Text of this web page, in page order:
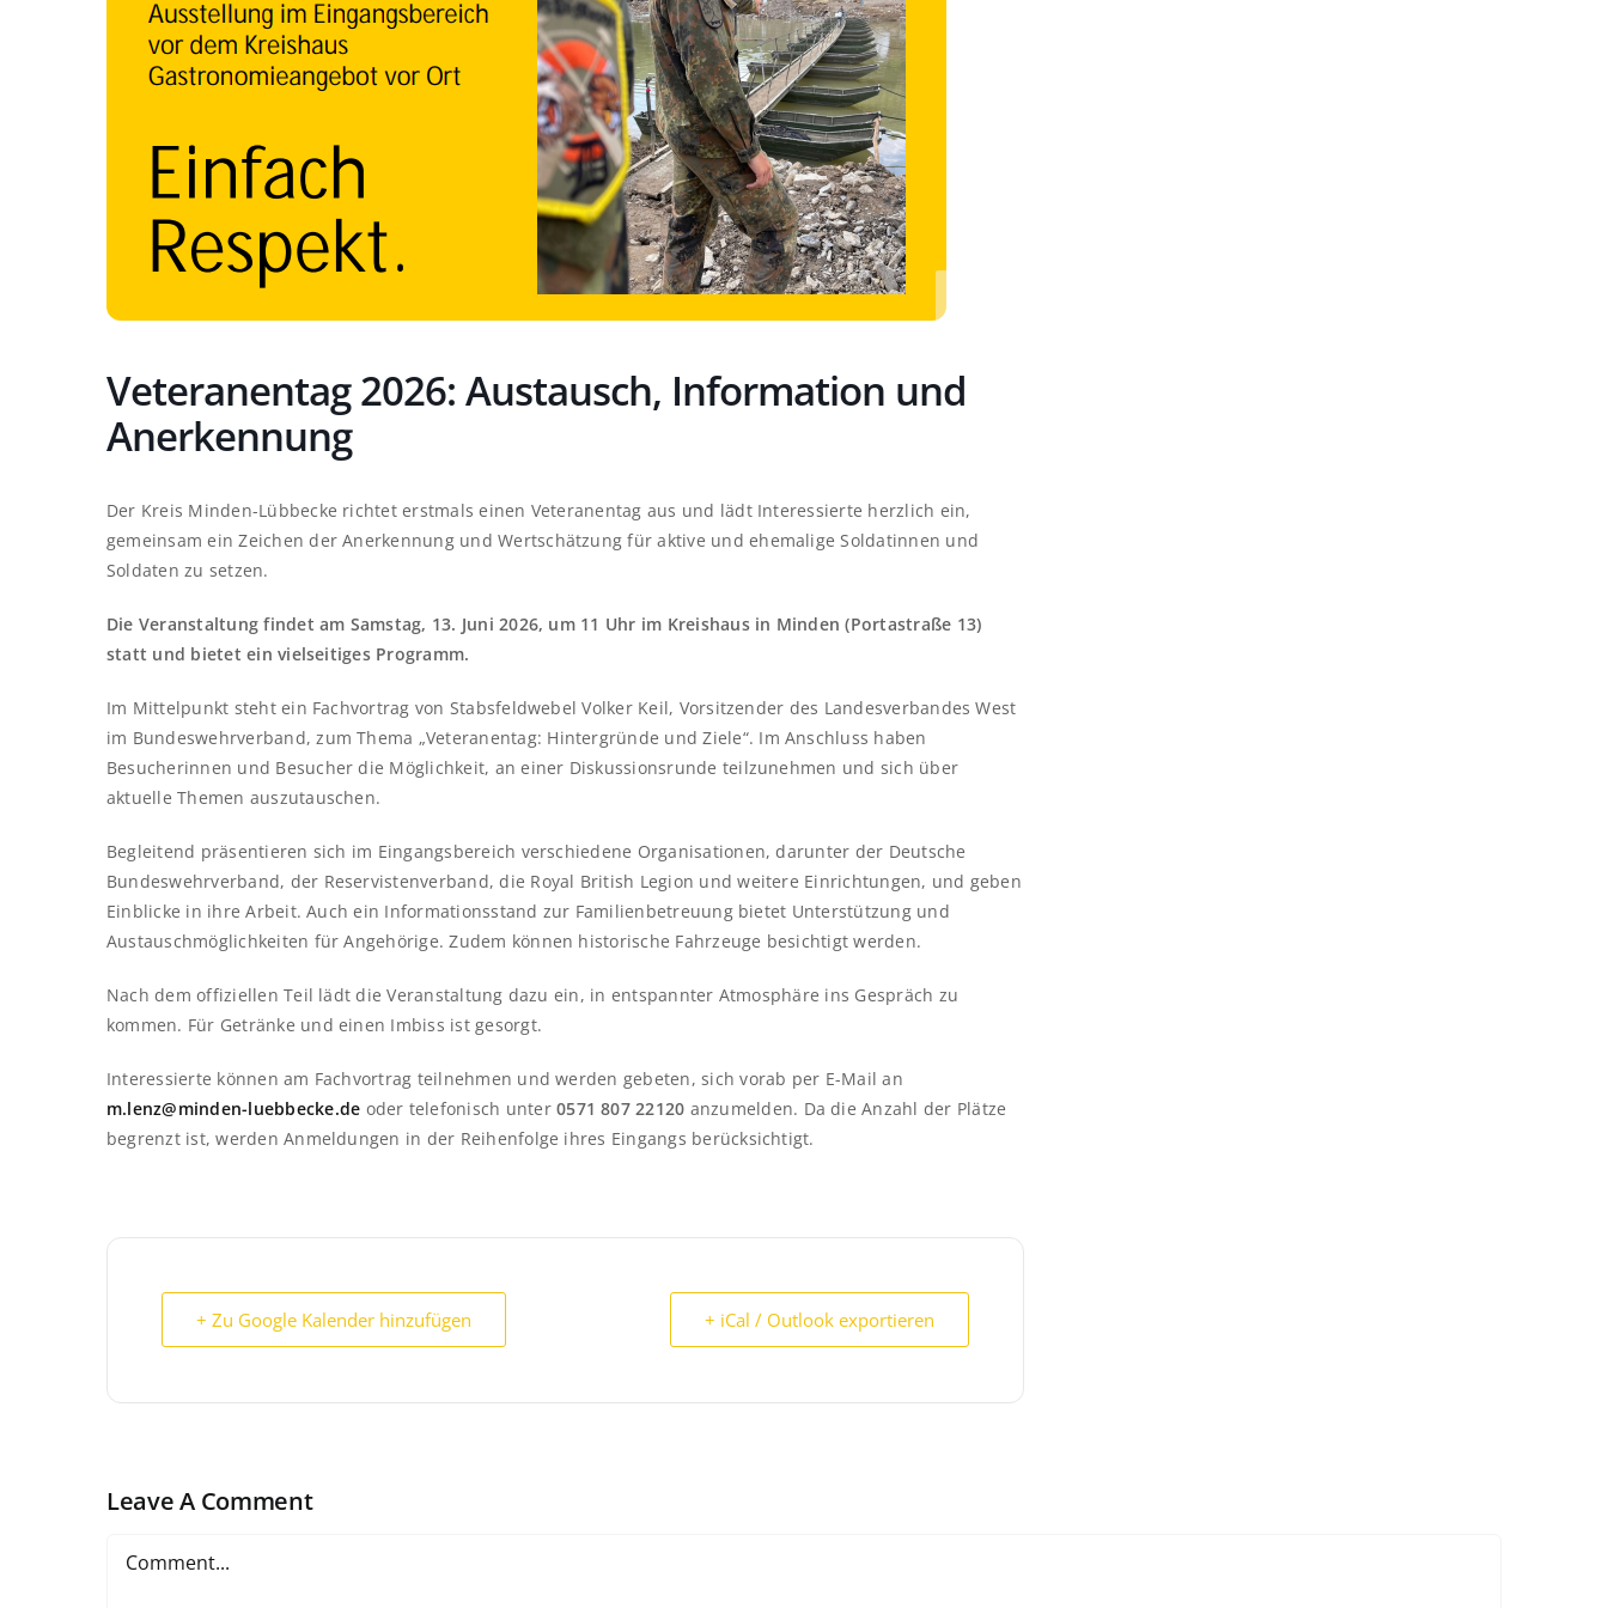
Veteranentag 2026: Austausch, Information und
Anerkennung
Der Kreis Minden-Lübbecke richtet erstmals einen Veteranentag aus und lädt Interessierte herzlich ein,
gemeinsam ein Zeichen der Anerkennung und Wertschätzung für aktive und ehemalige Soldatinnen und
Soldaten zu setzen.
Die Veranstaltung findet am Samstag, 13. Juni 2026, um 11 Uhr im Kreishaus in Minden (Portastraße 13)
statt und bietet ein vielseitiges Programm.
Im Mittelpunkt steht ein Fachvortrag von Stabsfeldwebel Volker Keil, Vorsitzender des Landesverbandes West
im Bundeswehrverband, zum Thema „Veteranentag: Hintergründe und Ziele“. Im Anschluss haben
Besucherinnen und Besucher die Möglichkeit, an einer Diskussionsrunde teilzunehmen und sich über
aktuelle Themen auszutauschen.
Begleitend präsentieren sich im Eingangsbereich verschiedene Organisationen, darunter der Deutsche
Bundeswehrverband, der Reservistenverband, die Royal British Legion und weitere Einrichtungen, und geben
Einblicke in ihre Arbeit. Auch ein Informationsstand zur Familienbetreuung bietet Unterstützung und
Austauschmöglichkeiten für Angehörige. Zudem können historische Fahrzeuge besichtigt werden.
Nach dem offiziellen Teil lädt die Veranstaltung dazu ein, in entspannter Atmosphäre ins Gespräch zu
kommen. Für Getränke und einen Imbiss ist gesorgt.
Interessierte können am Fachvortrag teilnehmen und werden gebeten, sich vorab per E-Mail an
m.lenz@minden-luebbecke.de oder telefonisch unter0571 807 22120 anzumelden. Da die Anzahl der Plätze
begrenzt ist, werden Anmeldungen in der Reihenfolge ihres Eingangs berücksichtigt.
+ Zu Google Kalender hinzufügen + iCal / Outlook exportieren
Leave A Comment